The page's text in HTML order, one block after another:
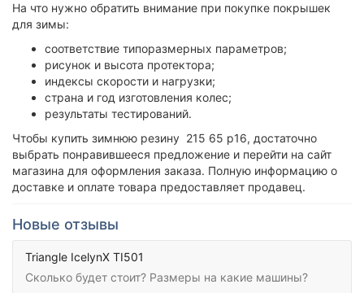
На что нужно обратить внимание при покупке покрышек
для зимы:
соответствие типоразмерных параметров;
рисунок и высота протектора;
индексы скорости и нагрузки;
страна и год изготовления колес;
результаты тестирований.
Чтобы купить зимнюю резину 215 65 р16, достаточно
выбрать понравившееся предложение и перейти на сайт
магазина для оформления заказа. Полную информацию о
доставке и оплате товара предоставляет продавец.
Новые отзывы
Triangle IcelynX TI501
Сколько будет стоит? Размеры на какие машины?